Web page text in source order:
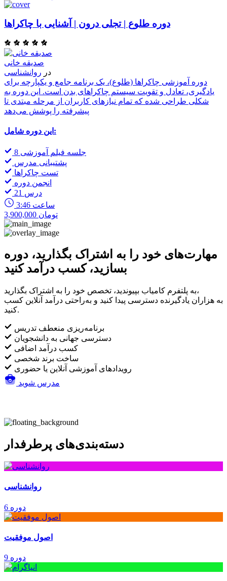
دوره طلوع | تجلی درون | آشنایی با چاکراها
صدیقه خانی
در روانشناسی
دوره آموزشی چاکراها (طلوع)، یک برنامه جامع و یکپارچه برای
یادگیری، تعادل و تقویت سیستم چاکراهای بدن است. این دوره به
شکلی طراحی شده که تمام نیازهای کاربران از مرحله مبتدی تا
پیشرفته را پوشش می‌دهد
این دوره شامل:
8 جلسه فیلم آموزشی
پشتیبانی مدرس
تست چاکراها
انجمن دوره
21 درس
3:46 ساعت
3,900,000 تومان
مهارت‌های خود را به اشتراک بگذارید، دوره
بسازید، کسب درآمد کنید
به پلتفرم کامیاب بپیوندید، تخصص خود را به اشتراک بگذارید،
به هزاران یادگیرنده دسترسی پیدا کنید و به‌راحتی درآمد آنلاین کسب
کنید.
برنامه‌ریزی منعطف تدریس
دسترسی جهانی به دانشجویان
کسب درآمد اضافی
ساخت برند شخصی
رویدادهای آموزشی آنلاین یا حضوری
مدرس شوید
دسته‌بندی‌های پرطرفدار
روانشناسی
6 دوره
اصول موفقیت
9 دوره